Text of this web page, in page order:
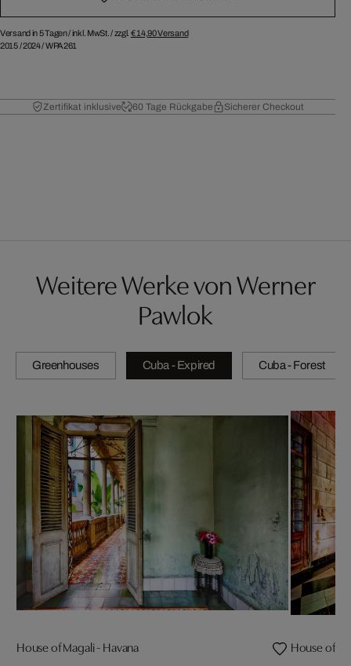
Versand in 5 Tagen /inkl. MwSt. / zzgl. € 14,90Versand
2015/2024/WPA261
Zertifikat inklusive 60 Tage Rückgabe Sicherer Checkout
Weitere Werke von Werner
Pawlok
Greenhouses Cuba - Expired Cuba - Forest
House of Magali - Havana House of